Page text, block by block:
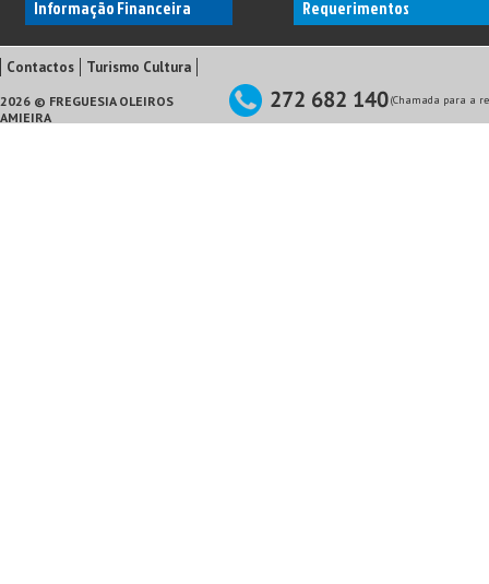
Informação Financeira Requerimentos
Contactos Turismo Cultura
2026 © FREGUESIA OLEIROS
AMIEIRA
(Chamada para a